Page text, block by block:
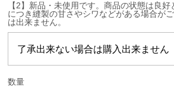
【2】新品・未使用です。商品の状態は良
につき縫製の甘さやシワなどがある場合が
は出来ません。
数量